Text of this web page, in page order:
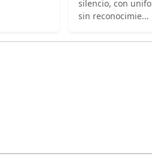
silencio, con
sin reconocimie...